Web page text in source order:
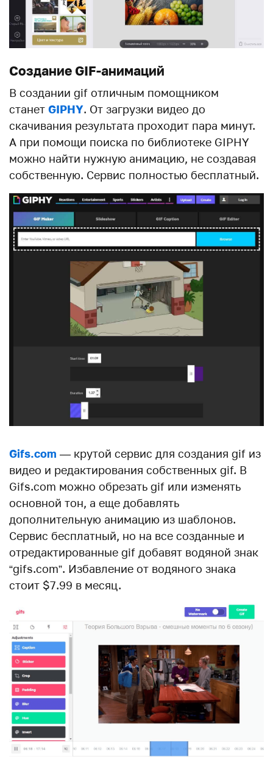
Создание GIF-анимаций
В создании gif отличным помощником
станет GIPHY. От загрузки видео до
скачивания результата проходит пара минут.
А при помощи поиска по библиотеке GIPHY
можно найти нужную анимацию, не создавая
собственную. Сервис полностью бесплатный.
Gifs.com — крутой сервис для создания gif из
видео и редактирования собственных gif. В
Gifs.com можно обрезать gif или изменять
основной тон, а еще добавлять
дополнительную анимацию из шаблонов.
Сервис бесплатный, но на все созданные и
отредактированные gif добавят водяной знак
“gifs.com”. Избавление от водяного знака
стоит $7.99 в месяц.